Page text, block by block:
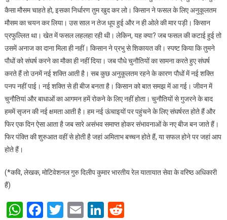
कैसा मौसम चाहते हो, इसका निर्धारण तुम खुद कर लो। किसान ने फसल के लिए अनुकूलतम
मौसम का चयन कर लिया। उस साल न तेज धूप हुई और न ही ओले की मार पड़ी। किसान
प्रफुल्लित था। खेत में फसल लहलहा रही थी। लेकिन, यह क्या? जब फसल की कटाई हुई तो
उसमें अनाज का दाना मिला ही नहीं। किसान ने प्रभु से शिकायत की। स्पष्ट किया कि तुमने
पौधों को संघर्ष करने का मौका ही नहीं दिया। जब पौधे चुनौतियों का सामना करते हुए संघर्ष
करते हैं तो उनमें नई शक्ति आती है। सब कुछ अनुकूलतम रहने के कारण पौधों में नई शक्ति
पनप नहीं पाई। नई शक्ति से ही बीज बनता है। किसान को बात समझ में आ गई। जीवन में
चुनौतियां और बाधाओं का आगमन हमें रोकने के लिए नहीं होता। चुनौतियों से गुजरने के बाद
हममें सृजन की नई क्षमता आती है। हम नई ऊंचाइयों पर पहुंचने के लिए संघर्षरत होते हैं और
फिर एक दिन ऐसा आता है जब सारे असंभव समाप्त होकर संभावनाओं के नए बीज बन जाते हैं।
फिर पंक्ति की शुरुआत वहीं से होती है जहां अमिताभ बच्चन होते हैं, या सफल होने पर जहां आप
होते हैं।
(*कवि, लेखक, मोटिवेशनल गुरु दिलीप कुमार भारतीय रेल यातायात सेवा के वरिष्ठ अधिकारी
हैं)
WhatsApp
Facebook
Twitter
EmailLinkedIn
Reddit